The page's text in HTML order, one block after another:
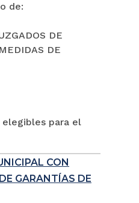
de:
DE
DE
para el
CON
GARANTÍAS DE